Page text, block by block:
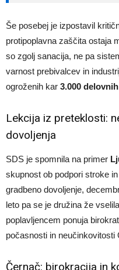
Še posebej je izpostavil
protipoplavna zaščita ostaja
so zgolj sanacija, ne pa
varnost prebivalcev in
ogroženih kar 3.000
Lekcija iz preteklosti:
dovoljenja
SDS je spomnila na primer
skupnost ob podpori stroke
gradbeno dovoljenje,
leto pa se je družina že
poplavljencem ponuja
počasnosti in neučinkovitosti
Černač: birokracija in